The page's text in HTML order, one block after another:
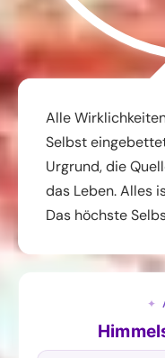
Alle
Selbst
Urgrund, die
das Leben. Alles
Das höchste
✦